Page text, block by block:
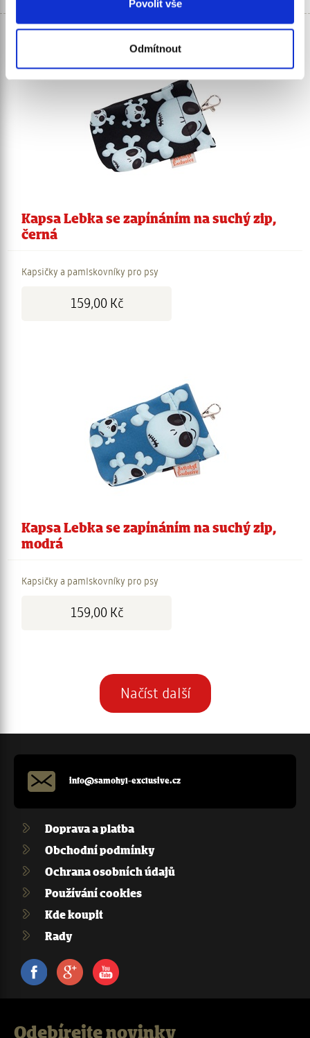
Zjistěte více o tom, jak zpracováváme vaše osobní
Svůj souhlas můžete kdykoliv změnit nebo odvolat v
části Prohlášení o souborech cookie.
K personalizaci obsahu a reklam, poskytování funkcí
sociálních médií a analýze naší návštěvnosti využíváme
soubory cookie. Informace o tom, jak náš web používáte,
sdílíme se svými partnery pro sociální média, inzerci a
analýzy. Partneři tyto údaje mohou zkombinovat s
Povolit vše
Odmítnout
Kapsa Lebka se zapínáním na suchý zip,
černá
Kapsičky a pamlskovníky pro psy
159,00 Kč
Kapsa Lebka se zapínáním na suchý zip,
modrá
Kapsičky a pamlskovníky pro psy
159,00 Kč
Stránkování
Načíst další
info@samohyl-exclusive.cz
Doprava a platba
Obchodní podmínky
Ochrana osobních údajů
Používání cookies
Kde koupit
Rady
FacebookGoogle+
Odebírejte novinky